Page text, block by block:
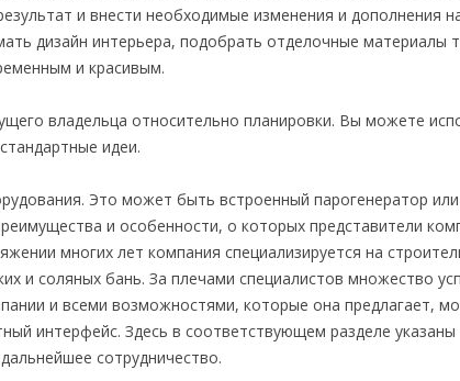
и внести необходимые изменения и дополнения
дизайн интерьера, подобрать отделочные материалы
и красивым.
владельца относительно планировки. Вы можете
идеи.
Это может быть встроенный парогенератор
и особенности, о которых представители
многих лет компания специализируется на
и соляных бань. За плечами специалистов множество
и всеми возможностями, которые она предлагает,
интерфейс. Здесь в соответствующем разделе
сотрудничество.